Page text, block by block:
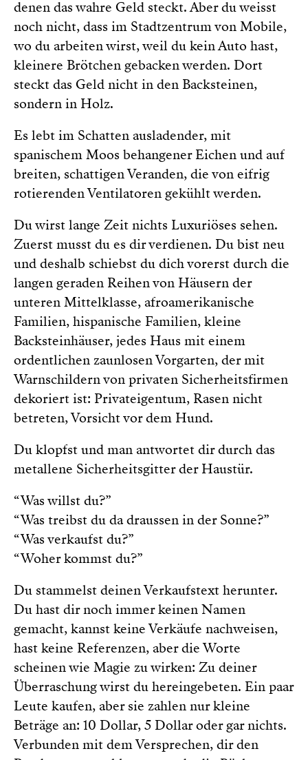
denen das wahre Geld steckt. Aber du weisst
noch nicht, dass im Stadtzentrum von Mobile,
wo du arbeiten wirst, weil du kein Auto hast,
kleinere Brötchen gebacken werden. Dort
steckt das Geld nicht in den Backsteinen,
sondern in Holz.
Es lebt im Schatten ausladender, mit
spanischem Moos behangener Eichen und auf
breiten, schattigen Veranden, die von eifrig
rotierenden Ventilatoren gekühlt werden.
Du wirst lange Zeit nichts Luxuriöses sehen.
Zuerst musst du es dir verdienen. Du bist neu
und deshalb schiebst du dich vorerst durch die
langen geraden Reihen von Häusern der
unteren Mittelklasse, afroamerikanische
Familien, hispanische Familien, kleine
Backsteinhäuser, jedes Haus mit einem
ordentlichen zaunlosen Vorgarten, der mit
Warnschildern von privaten Sicherheitsfirmen
dekoriert ist: Privateigentum, Rasen nicht
betreten, Vorsicht vor dem Hund.
Du klopfst und man antwortet dir durch das
metallene Sicherheitsgitter der Haustür.
“Was willst du?”
“Was treibst du da draussen in der Sonne?”
“Was verkaufst du?”
“Woher kommst du?”
Du stammelst deinen Verkaufstext herunter.
Du hast dir noch immer keinen Namen
gemacht, kannst keine Verkäufe nachweisen,
hast keine Referenzen, aber die Worte
scheinen wie Magie zu wirken: Zu deiner
Überraschung wirst du hereingebeten. Ein paar
Leute kaufen, aber sie zahlen nur kleine
Beträge an: 10 Dollar, 5 Dollar oder gar nichts.
Verbunden mit dem Versprechen, dir den